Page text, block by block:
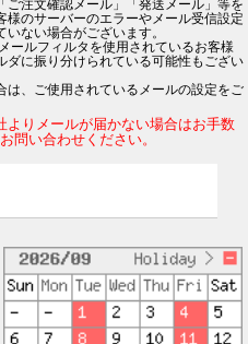
注文確認メール」「発送メール」等を
のサーバーのエラーやメール受信設定
ない場合がございます。
ールフィルタを使用されているお客様
に振り分けられている可能性もござい
は、ご使用されているメールの設定をご
りメールが届かない場合はお手数
問い合わせください。